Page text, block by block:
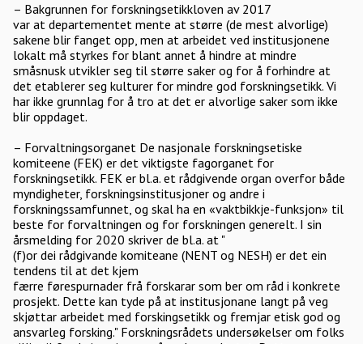
– Bakgrunnen for forskningsetikkloven av 2017
var at departementet mente at større (de mest alvorlige)
sakene blir fanget opp, men at arbeidet ved institusjonene
lokalt må styrkes for blant annet å hindre at mindre
småsnusk utvikler seg til større saker og for å forhindre at
det etablerer seg kulturer for mindre god forskningsetikk. Vi
har ikke grunnlag for å tro at det er alvorlige saker som ikke
blir oppdaget.
– Forvaltningsorganet De nasjonale forskningsetiske
komiteene (FEK) er det viktigste fagorganet for
forskningsetikk. FEK er bl.a. et rådgivende organ overfor både
myndigheter, forskningsinstitusjoner og andre i
forskningssamfunnet, og skal ha en «vaktbikkje-funksjon» til
beste for forvaltningen og for forskningen generelt. I sin
årsmelding for 2020 skriver de bl.a. at "
(f)or dei rådgivande komiteane (NENT og NESH) er det ein
tendens til at det kjem
færre førespurnader frå forskarar som ber om råd i konkrete
prosjekt. Dette kan tyde på at institusjonane langt på veg
skjøttar arbeidet med forskingsetikk og fremjar etisk god og
ansvarleg forsking." Forskningsrådets undersøkelser om folks